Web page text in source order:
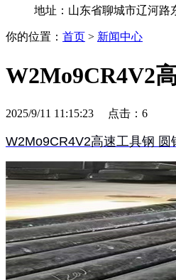
地址：山东省聊城市辽河路
你的位置： 首页 > 新闻中心
W2Mo9CR4V2
2025/9/11 11:15:23 点击： 6
W2Mo9CR4V2高速工具钢